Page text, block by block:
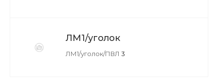
ЛМ1/уголок
ЛМ1/уголок/ПВЛ 3